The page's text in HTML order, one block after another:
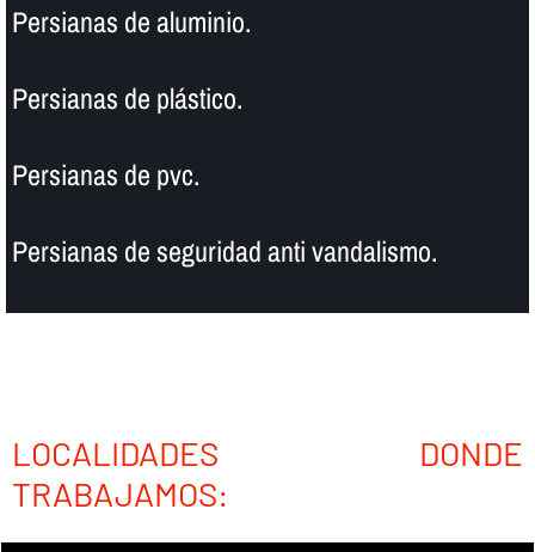
Persianas de aluminio.
Persianas de plástico.
Persianas de pvc.
Persianas de seguridad anti vandalismo.
LOCALIDADES DONDE
TRABAJAMOS: